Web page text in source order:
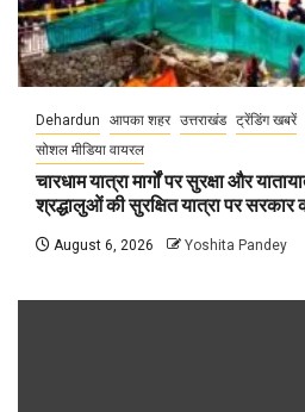
Dehardun आपका शहर उत्तराखंड ट्रेंडिंग खबरें
सोशल मीडिया वायरल
चारधाम यात्रा मार्गों पर सुरक्षा और
श्रद्धालुओं की सुरक्षित यात्रा पर
August 6, 2026 Yoshita Pandey